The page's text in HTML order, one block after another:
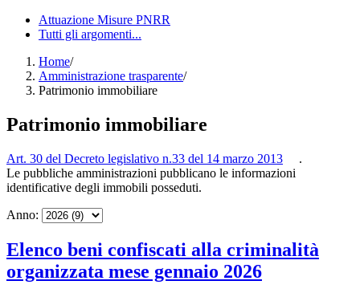
Attuazione Misure PNRR
Tutti gli argomenti...
Home/
Amministrazione trasparente/
Patrimonio immobiliare
Patrimonio immobiliare
Art. 30 del Decreto legislativo n.33 del 14 marzo 2013
.
Le pubbliche amministrazioni pubblicano le informazioni
identificative degli immobili posseduti.
Anno:
Elenco beni confiscati alla criminalità
organizzata mese gennaio 2026